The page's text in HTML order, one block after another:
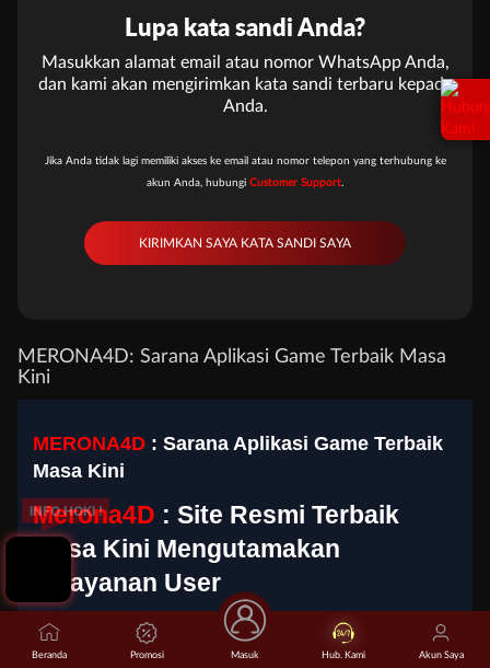
INFO HOKI !
Lupa kata sandi Anda?
Masukkan alamat email atau nomor WhatsApp Anda,
dan kami akan mengirimkan kata sandi terbaru kepada
Anda.
Jika Anda tidak lagi memiliki akses ke email atau nomor telepon yang terhubung ke
akun Anda, hubungi Customer Support.
MERONA4D: Sarana Aplikasi Game Terbaik Masa
Kini
MERONA4D : Sarana Aplikasi Game Terbaik
Masa Kini
Merona4D : Site Resmi Terbaik
Masa Kini Mengutamakan
Pelayanan User
Selamat bergabung bersama merona4d
situs terbaik masa
kini yang hadir dengan performa optimal serta sistem
Beranda Promosi Masuk Hub. Kami Akun Saya